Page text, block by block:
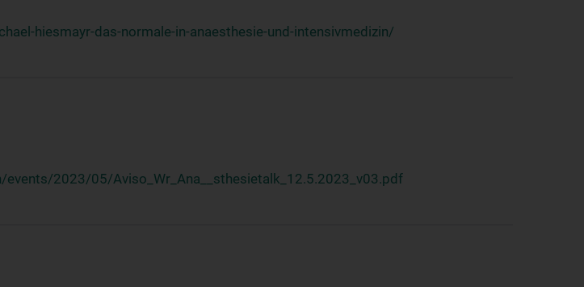
hiesmayr-das-normale-in-anaesthesie-und-intensivmedizin/
2023/05/Aviso_Wr_Ana__sthesietalk_12.5.2023_v03.pdf